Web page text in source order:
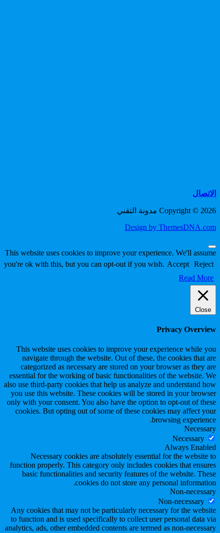
الاتصال
Copyright © 2026 مدونة التقني
Design by ThemesDNA.com
Scroll
to
Top
This website uses cookies to improve your experience. We'll assume
you're ok with this, but you can opt-out if you wish. Accept Reject
Read More
Close
Privacy Overview
This website uses cookies to improve your experience while you
navigate through the website. Out of these, the cookies that are
categorized as necessary are stored on your browser as they are
essential for the working of basic functionalities of the website. We
also use third-party cookies that help us analyze and understand how
you use this website. These cookies will be stored in your browser
only with your consent. You also have the option to opt-out of these
cookies. But opting out of some of these cookies may affect your
browsing experience.
Necessary
Necessary
Always Enabled
Necessary cookies are absolutely essential for the website to
function properly. This category only includes cookies that ensures
basic functionalities and security features of the website. These
cookies do not store any personal information.
Non-necessary
Non-necessary
Any cookies that may not be particularly necessary for the website
to function and is used specifically to collect user personal data via
analytics, ads, other embedded contents are termed as non-necessary